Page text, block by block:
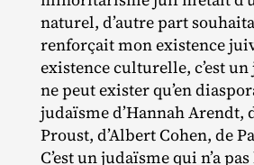
naturel, d’autre part
renforçait mon existence
existence culturelle, c’est
ne peut exister qu’en
judaïsme d’Hannah Arendt,
Proust, d’Albert Cohen, de
C’est un judaïsme qui n’a